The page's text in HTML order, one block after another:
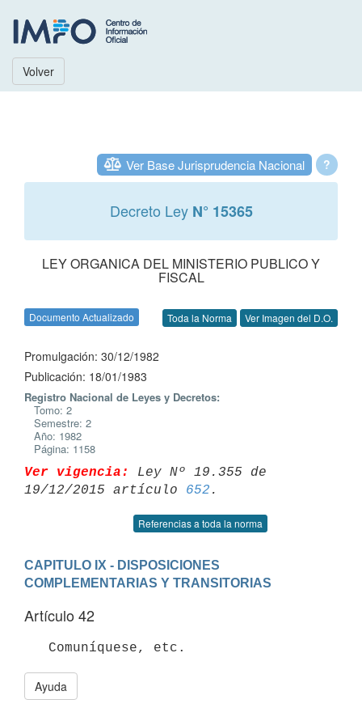
Volver
?
Ver Base Jurisprudencia Nacional
Decreto Ley N° 15365
LEY ORGANICA DEL MINISTERIO PUBLICO Y
FISCAL
Documento Actualizado Toda la Norma Ver Imagen del D.O.
Promulgación: 30/12/1982
Publicación: 18/01/1983
Registro Nacional de Leyes y Decretos:
Tomo: 2
Semestre: 2
Año: 1982
Página: 1158
Ver vigencia:
Ley Nº 19.355 de
19/12/2015 artículo 652
Referencias a toda la norma
CAPITULO IX - DISPOSICIONES
COMPLEMENTARIAS Y TRANSITORIAS
Artículo 42
Ayuda